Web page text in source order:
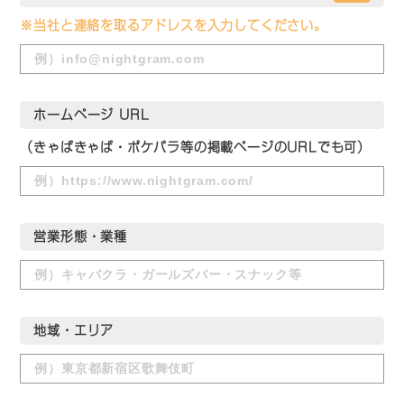
※当社と連絡を取るアドレスを入力してください。
ホームページ URL
（きゃばきゃば・ポケパラ等の掲載ページのURLでも可）
営業形態・業種
地域・エリア